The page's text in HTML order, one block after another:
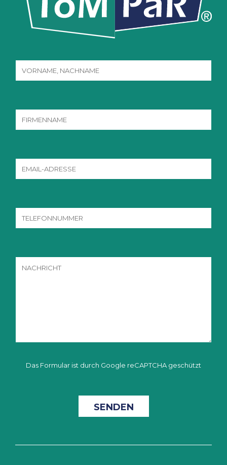
Das Formular ist durch Google reCAPTCHA geschützt